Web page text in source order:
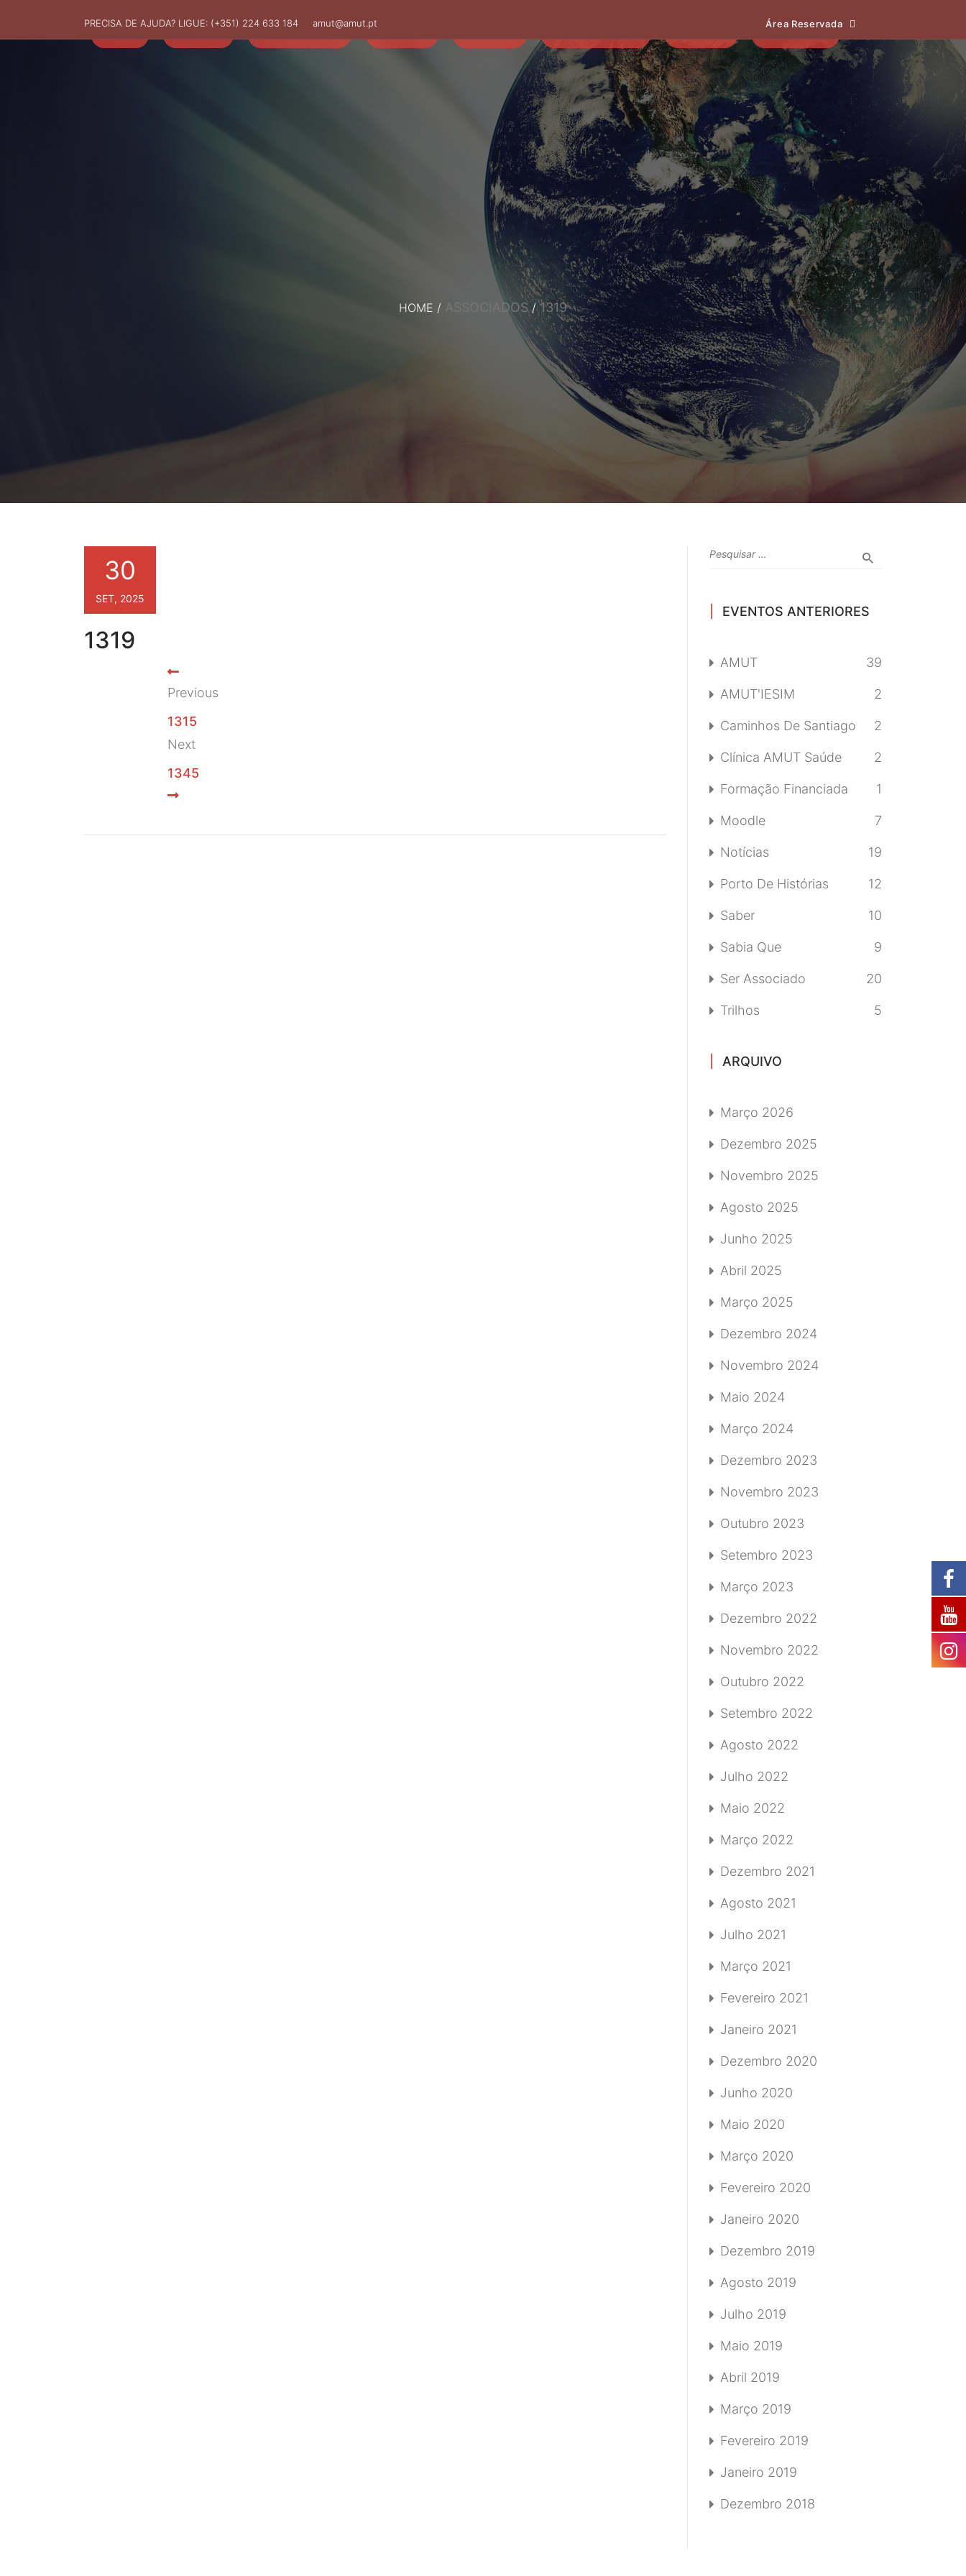
PRECISA DE AJUDA? LIGUE: (+351) 224 633 184 amut@amut.pt
Área Reservada
HOME / ASSOCIADOS / 1319
1319
30
SET, 2025
Previous
1315
Next
1345
EVENTOS ANTERIORES
AMUT 39
AMUT'IESIM 2
Caminhos De Santiago 2
Clínica AMUT Saúde 2
Formação Financiada 1
Moodle 7
Notícias 19
Porto De Histórias 12
Saber 10
Sabia Que 9
Ser Associado 20
Trilhos 5
ARQUIVO
Março 2026
Dezembro 2025
Novembro 2025
Agosto 2025
Junho 2025
Abril 2025
Março 2025
Dezembro 2024
Novembro 2024
Maio 2024
Março 2024
Dezembro 2023
Novembro 2023
Outubro 2023
Setembro 2023
Março 2023
Dezembro 2022
Novembro 2022
Outubro 2022
Setembro 2022
Agosto 2022
Julho 2022
Maio 2022
Março 2022
Dezembro 2021
Agosto 2021
Julho 2021
Março 2021
Fevereiro 2021
Janeiro 2021
Dezembro 2020
Junho 2020
Maio 2020
Março 2020
Fevereiro 2020
Janeiro 2020
Dezembro 2019
Agosto 2019
Julho 2019
Maio 2019
Abril 2019
Março 2019
Fevereiro 2019
Janeiro 2019
Dezembro 2018